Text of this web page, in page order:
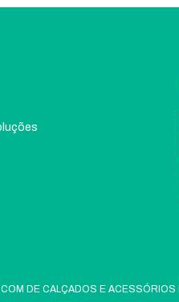
DE CALÇADOS E